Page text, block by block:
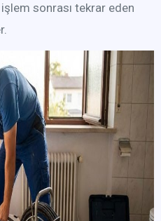
işlem sonrası tekrar eden